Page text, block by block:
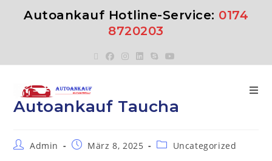
Autoankauf Hotline-Service: 0174
8720203
Autoankauf Taucha
Admin März 8, 2025 Uncategorized